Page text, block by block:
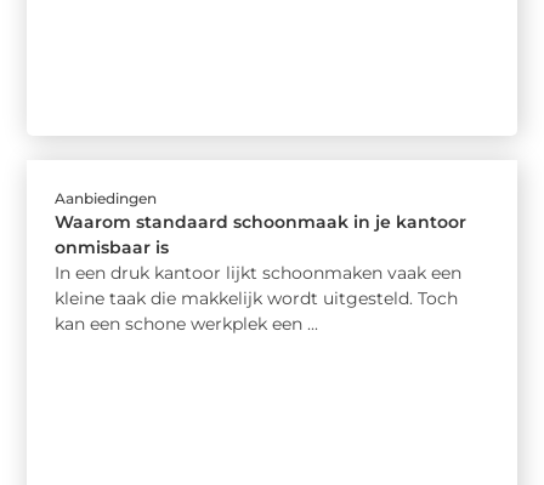
Aanbiedingen
Waarom standaard schoonmaak in je kantoor
onmisbaar is
In een druk kantoor lijkt schoonmaken vaak een
kleine taak die makkelijk wordt uitgesteld. Toch
kan een schone werkplek een ...